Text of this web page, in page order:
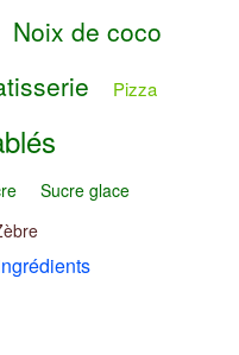
Noix de coco
Pizza
Sucre glace